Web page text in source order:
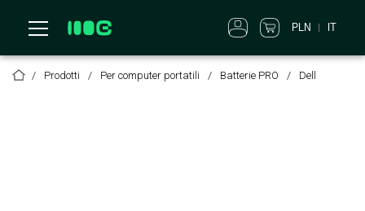
PLN IT
Prodotti Per computer portatili Batterie PRO Dell